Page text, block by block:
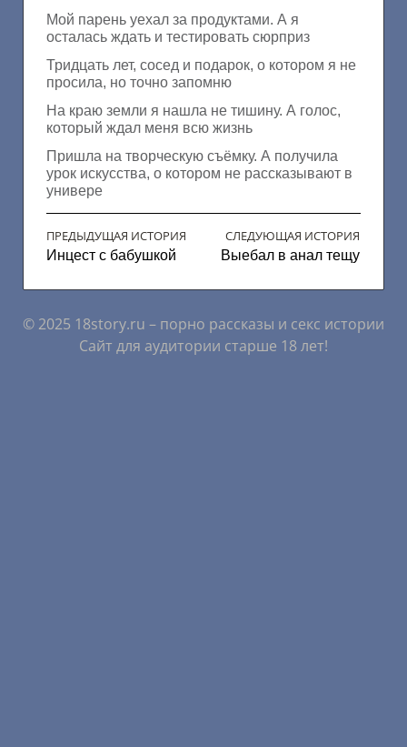
Мой парень уехал за продуктами. А я
осталась ждать и тестировать сюрприз
Тридцать лет, сосед и подарок, о котором я не
просила, но точно запомню
На краю земли я нашла не тишину. А голос,
который ждал меня всю жизнь
Пришла на творческую съёмку. А получила
урок искусства, о котором не рассказывают в
универе
ПРЕДЫДУЩАЯ ИСТОРИЯ
Инцест с бабушкой
СЛЕДУЮЩАЯ ИСТОРИЯ
Выебал в анал тещу
© 2025 18story.ru – порно рассказы и секс истории
Сайт для аудитории старше 18 лет!